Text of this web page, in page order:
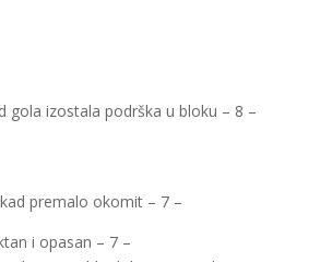
gola izostala podrška u bloku – 8 –
premalo okomit – 7 –
i opasan – 7 –